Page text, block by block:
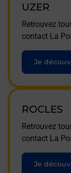
UZER
Retrouvez
contact La
Je
ROCLES
Retrouvez
contact La
Je